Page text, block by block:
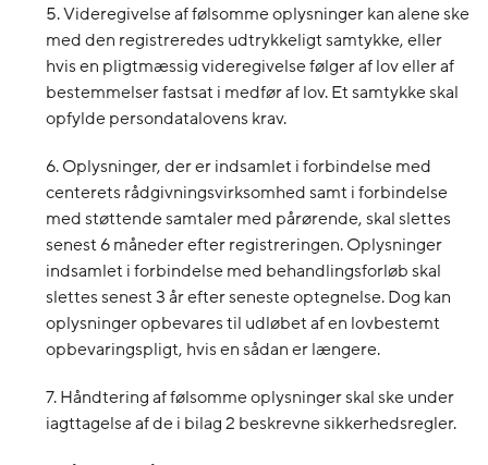
5. Videregivelse af følsomme oplysninger kan alene ske
med den registreredes udtrykkeligt samtykke, eller
hvis en pligtmæssig videregivelse følger af lov eller af
bestemmelser fastsat i medfør af lov. Et samtykke skal
opfylde persondatalovens krav.
6. Oplysninger, der er indsamlet i forbindelse med
centerets rådgivningsvirksomhed samt i forbindelse
med støttende samtaler med pårørende, skal slettes
senest 6 måneder efter registreringen. Oplysninger
indsamlet i forbindelse med behandlingsforløb skal
slettes senest 3 år efter seneste optegnelse. Dog kan
oplysninger opbevares til udløbet af en lovbestemt
opbevaringspligt, hvis en sådan er længere.
7. Håndtering af følsomme oplysninger skal ske under
iagttagelse af de i bilag 2 beskrevne sikkerhedsregler.